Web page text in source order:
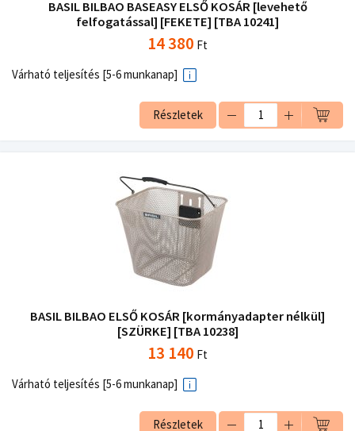
BASIL BILBAO BASEASY ELSŐ KOSÁR [levehető
felfogatással] [FEKETE] [TBA 10241]
14 380 Ft
Várható teljesítés [5-6 munkanap]
Részletek
BASIL BILBAO ELSŐ KOSÁR [kormányadapter nélkül]
[SZÜRKE] [TBA 10238]
13 140 Ft
Várható teljesítés [5-6 munkanap]
Részletek